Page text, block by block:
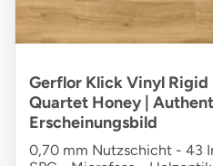
Gerflor Klick Vinyl
Quartet Honey |
Erscheinungsbild
0,70 mm Nutzschicht - 43